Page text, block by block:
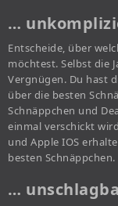
…
Entscheide, über
möchtest. Selbst die
Vergnügen. Du hast
über die besten
Schnäppchen und
einmal verschickt
und Apple IOS
besten Schnäppchen.
…